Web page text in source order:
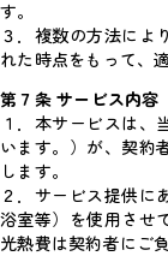
す。
３．複数の方法によ
れた時点をもって、
第７条 サービス内容
１．本サービスは、
います。）が、契約
します。
２．サービス提供に
浴室等）を使用させ
光熱費は契約者にご